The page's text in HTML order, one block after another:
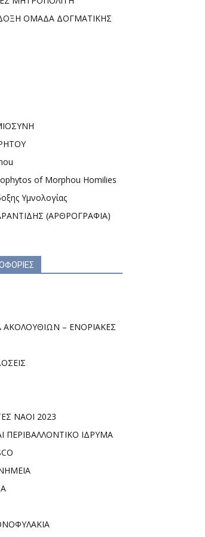
ΟΜΑΔΑ ΔΟΓΜΑΤΙΚΗΣ
of Morphou Homilies
Υμνολογίας
(ΑΡΘΡΟΓΡΑΦΙΑ)
– ΕΝΟΡΙΑΚΕΣ
ΝΑΟΙ 2023
ΠΕΡΙΒΑΛΛΟΝΤΙΚΟ ΙΔΡΥΜΑ